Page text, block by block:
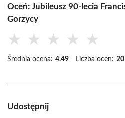
Oceń: Jubileusz 90-lecia
Gorzycy
★ ★ ★ ★ ★
Średnia ocena: 4.49 Liczba ocen: 20
Udostępnij